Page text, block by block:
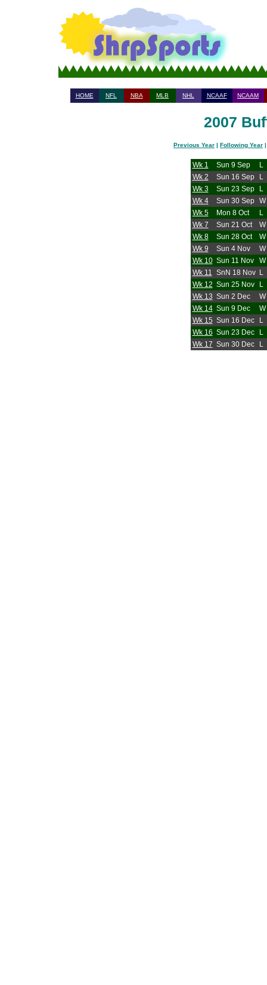
HOME NFL NBA MLB NHL NCAAF NCAAM
2007
Previous Year | Following Year
Wk 1 Sun 9 Sep
L
Wk 2
Sun 16 Sep
L
Wk 3
Sun 23 Sep
L
Wk 4
Sun 30 Sep
W
Wk 5
Mon 8 Oct
L
Wk 7
Sun 21 Oct
W
Wk 8
Sun 28 Oct
W
Wk 9
Sun 4 Nov
W
Wk 10 Sun 11 Nov
W
Wk 11 SnN 18 Nov
L
Wk 12 Sun 25 Nov
L
Wk 13 Sun 2 Dec
W
Wk 14 Sun 9 Dec
W
Wk 15 Sun 16 Dec
L
Wk 16 Sun 23 Dec
L
Wk 17 Sun 30 Dec L